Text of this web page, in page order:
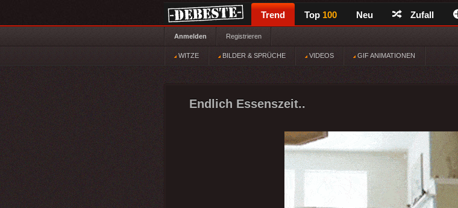
Trend Top 100 Neu Zufall
Anmelden Registrieren
WITZE BILDER & SPRÜCHE VIDEOS GIF ANIMATIONEN
Endlich Essenszeit..